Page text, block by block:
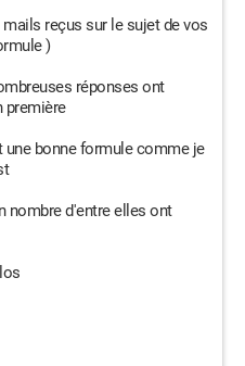
reçus sur le sujet de vos
)
réponses ont
première
une bonne formule comme je
nombre d'entre elles ont